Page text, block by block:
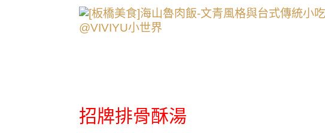
招牌排骨酥湯